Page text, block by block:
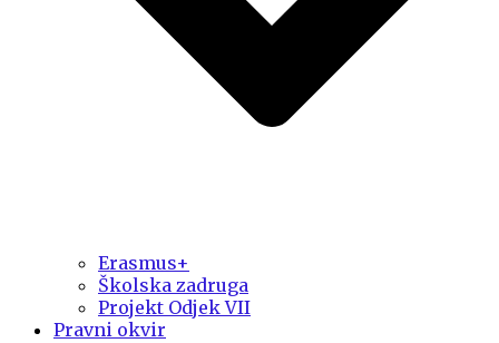
Erasmus+
Školska zadruga
Projekt Odjek VII
Pravni okvir